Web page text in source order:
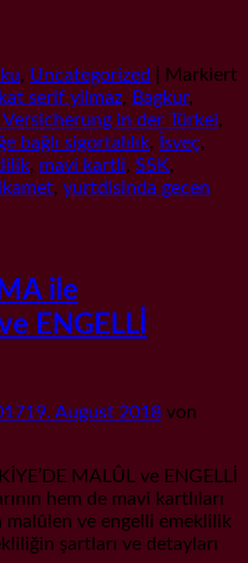
, Uncategorized
Markiert
serif yilmaz, Bagkur,
in der Türkei,
bağlı sigortalılık, İsveç,
, mavi kartli, SSK,
, yurtdisinda gecen
ile
ENGELLİ
19. August 2018 von
MALÛL ve ENGELLİ
hem de mavi kartlıları
malûlen ve engelli emeklilik
şartları ve detayları